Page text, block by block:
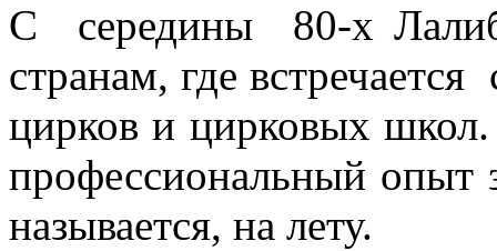
С середины 80-х
странам, где
цирков и цирковых
профессиональный опыт
называется, на лету.